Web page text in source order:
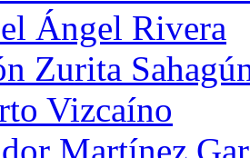
Ángel Rivera
Zurita
Vizcaíno
Martínez